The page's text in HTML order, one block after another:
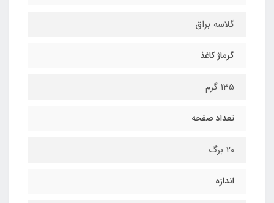
گلاسه براق
گرماژ کاغذ
135 گرم
تعداد صفحه
20 برگ
اندازه